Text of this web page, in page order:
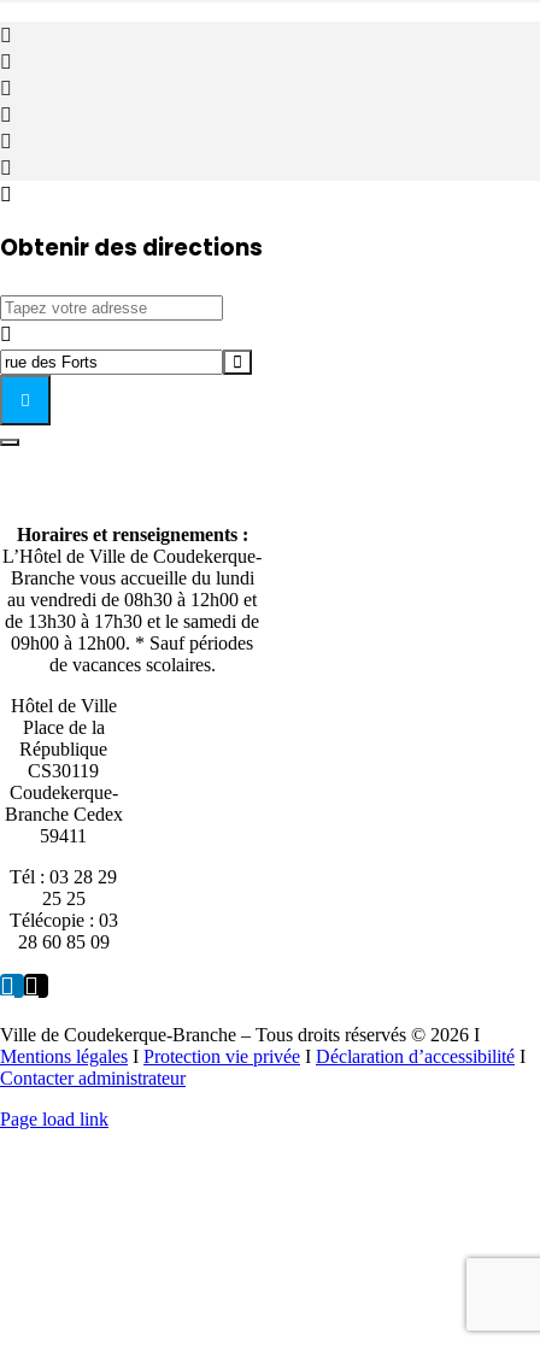
Obtenir des directions
Address - Concours de pêche []
Destination Address - Concours de pêche []
Horaires et renseignements :
L’Hôtel de Ville de Coudekerque-
Branche vous accueille du lundi
au vendredi de 08h30 à 12h00 et
de 13h30 à 17h30 et le samedi de
09h00 à 12h00. * Sauf périodes
de vacances scolaires.
Hôtel de Ville
Place de la
République
CS30119
Coudekerque-
Branche Cedex
59411
Tél : 03 28 29
25 25
Télécopie : 03
28 60 85 09
Ville de Coudekerque-Branche – Tous droits réservés © 2026 I
Mentions légales I Protection vie privée I Déclaration d’accessibilité I
Contacter administrateur
Page load link